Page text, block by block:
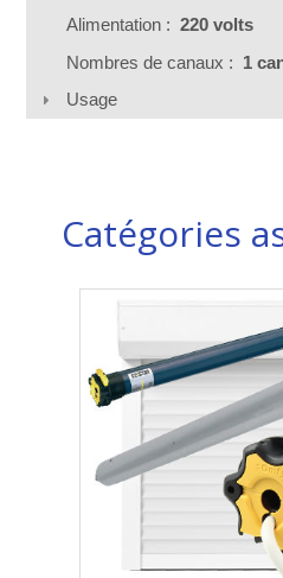
Alimentation : 220 volts
Nombres de canaux : 1
Usage
Catégories